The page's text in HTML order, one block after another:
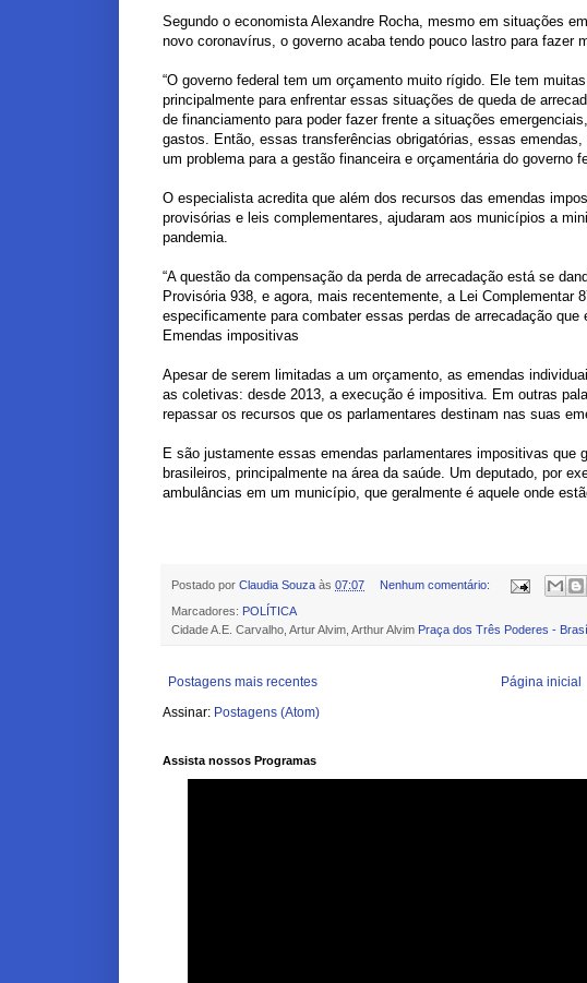
Segundo o economista Alexandre Rocha, mesmo em situações
novo coronavírus, o governo acaba tendo pouco lastro para fazer
“O governo federal tem um orçamento muito rígido. Ele tem
principalmente para enfrentar essas situações de queda de
de financiamento para poder fazer frente a situações
gastos. Então, essas transferências obrigatórias, essas
um problema para a gestão financeira e orçamentária do governo
O especialista acredita que além dos recursos das emendas
provisórias e leis complementares, ajudaram aos municípios a
pandemia.
“A questão da compensação da perda de arrecadação está se
Provisória 938, e agora, mais recentemente, a Lei Complementar
especificamente para combater essas perdas de arrecadação
Emendas impositivas
Apesar de serem limitadas a um orçamento, as emendas
as coletivas: desde 2013, a execução é impositiva. Em outras
repassar os recursos que os parlamentares destinam nas suas
E são justamente essas emendas parlamentares impositivas que
brasileiros, principalmente na área da saúde. Um deputado, por
ambulâncias em um município, que geralmente é aquele onde
Postado por Claudia Souza às 07:07 Nenhum comentário:
Marcadores: POLÍTICA
Cidade A.E. Carvalho, Artur Alvim, Arthur Alvim Praça dos Três Poderes -
Postagens mais recentes
Página inicial
Assinar: Postagens (Atom)
Assista nossos Programas